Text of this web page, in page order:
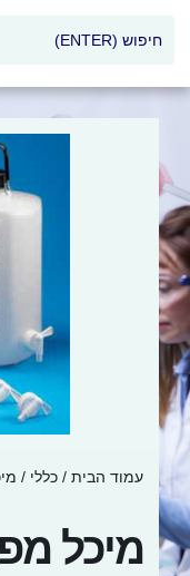
עמוד הבית / כללי /
מיכל